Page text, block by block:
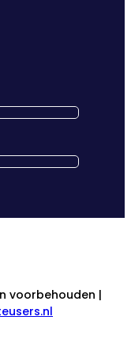
voorbehouden |